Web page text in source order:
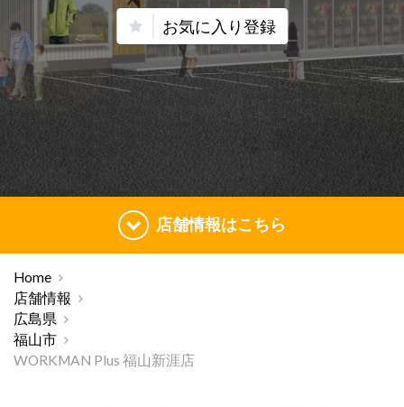
お気に入り登録
店舗情報はこちら
Home
店舗情報
広島県
福山市
WORKMAN Plus 福山新涯店